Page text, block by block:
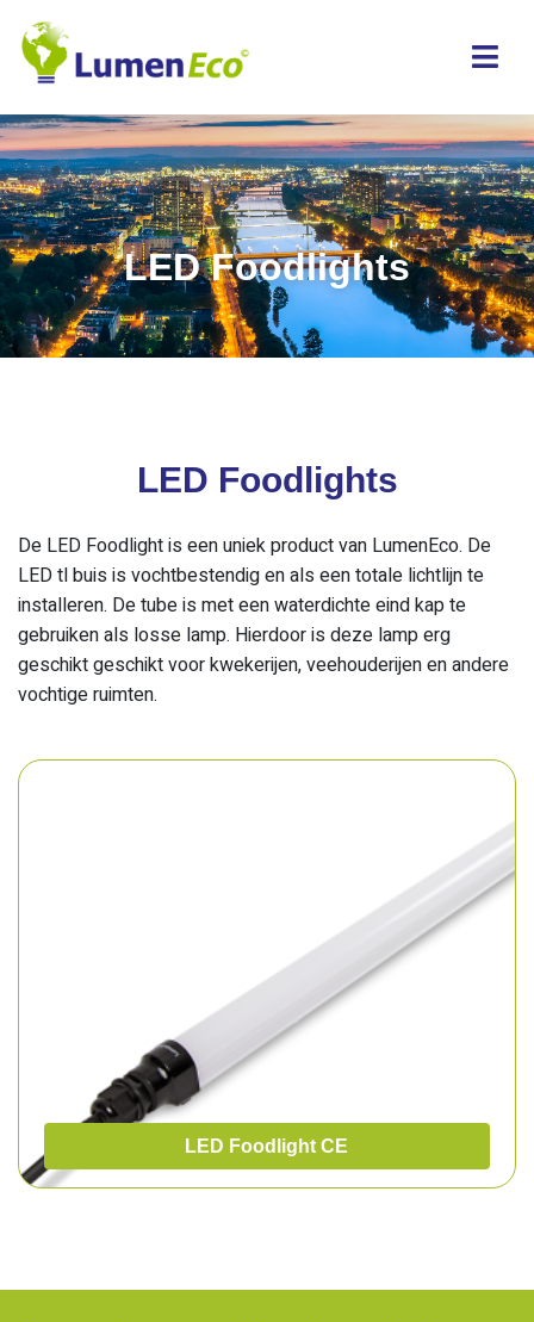
LED Foodlights
LED Foodlights
De LED Foodlight is een uniek product van LumenEco. De
LED tl buis is vochtbestendig en als een totale lichtlijn te
installeren. De tube is met een waterdichte eind kap te
gebruiken als losse lamp. Hierdoor is deze lamp erg
geschikt geschikt voor kwekerijen, veehouderijen en andere
vochtige ruimten.
LED Foodlight CE